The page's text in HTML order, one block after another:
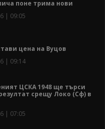
поне трима нови
| 09:05
цена на Вуцов
| 09:14
ЦСКА 1948 ще търси
срещу Локо (Сф) в
| 07:05